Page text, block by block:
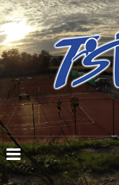
TSV
E.V.